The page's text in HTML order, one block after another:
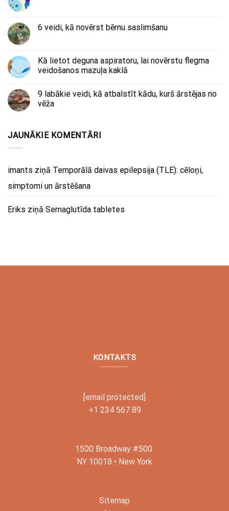
6 veidi, kā novērst bērnu saslimšanu
Kā lietot deguna aspiratoru, lai novērstu flegma
veidošanos mazuļa kaklā
9 labākie veidi, kā atbalstīt kādu, kurš ārstējas no
vēža
JAUNĀKIE KOMENTĀRI
imants ziņā Temporālā daivas epilepsija (TLE): cēloņi,
simptomi un ārstēšana
Eriks ziņā Semaglutīda tabletes
KONTAKTS
[email protected]
+1 234 567 89
1500 Broadway #500
NY 10018 • New York
Sitemap